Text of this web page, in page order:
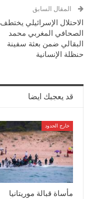
المقال السابق
الاحتلال الإسرائيلي يختطف
الصحافي المغربي محمد
البقالي ضمن بعثة سفينة
حنظلة الإنسانية
قد يعجبك ايضا
خارج الحدود
مأساة قبالة موريتانيا